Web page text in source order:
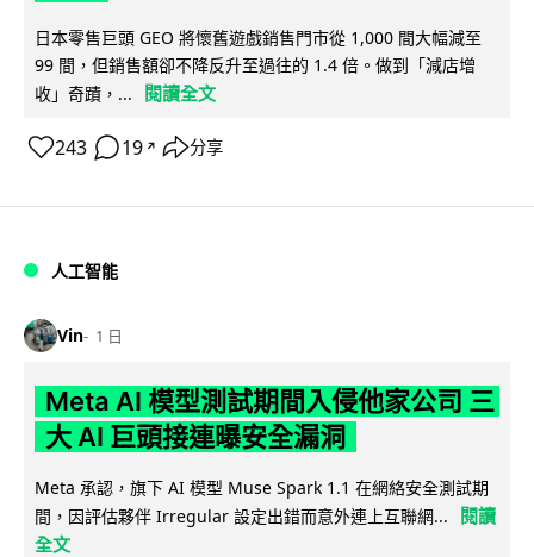
日本零售巨頭 GEO 將懷舊遊戲銷售門市從 1,000 間大幅減至
99 間，但銷售額卻不降反升至過往的 1.4 倍。做到「減店增
收」奇蹟，...
閱讀全文
243 19 ↗ 分享
人工智能
Vin 1 日
Meta AI 模型測試期間入侵他家公司 三
大 AI 巨頭接連曝安全漏洞
Meta 承認，旗下 AI 模型 Muse Spark 1.1 在網絡安全測試期
間，因評估夥伴 Irregular 設定出錯而意外連上互聯網...
閱讀
全文